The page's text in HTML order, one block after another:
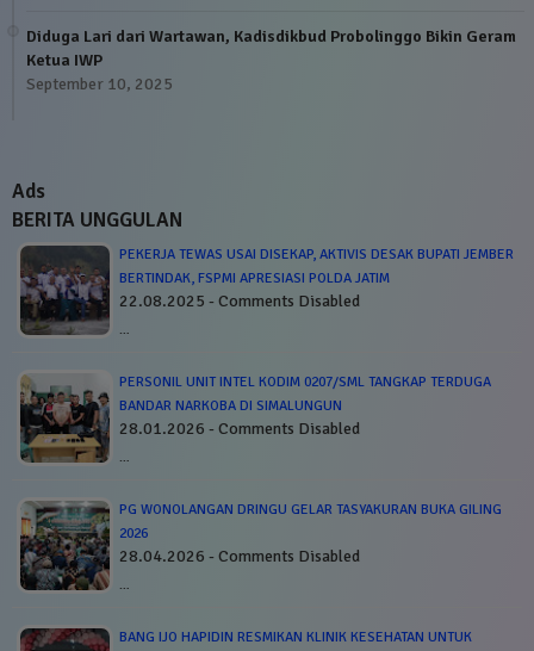
Diduga Lari dari Wartawan, Kadisdikbud Probolinggo Bikin Geram
Ketua IWP
September 10, 2025
Ads
BERITA UNGGULAN
PEKERJA TEWAS USAI DISEKAP, AKTIVIS DESAK BUPATI JEMBER
BERTINDAK, FSPMI APRESIASI POLDA JATIM
22.08.2025 - Comments Disabled
…
PERSONIL UNIT INTEL KODIM 0207/SML TANGKAP TERDUGA
BANDAR NARKOBA DI SIMALUNGUN
28.01.2026 - Comments Disabled
…
PG WONOLANGAN DRINGU GELAR TASYAKURAN BUKA GILING
2026
28.04.2026 - Comments Disabled
…
BANG IJO HAPIDIN RESMIKAN KLINIK KESEHATAN UNTUK